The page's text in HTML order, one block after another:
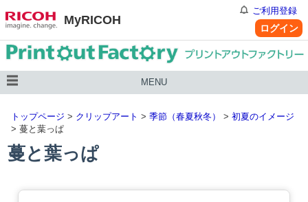
MyRICOH
ご利用登録
ログイン
MENU
トップページ > クリップアート > 季節（春夏秋冬） > 初夏のイメージ
> 蔓と葉っぱ
蔓と葉っぱ